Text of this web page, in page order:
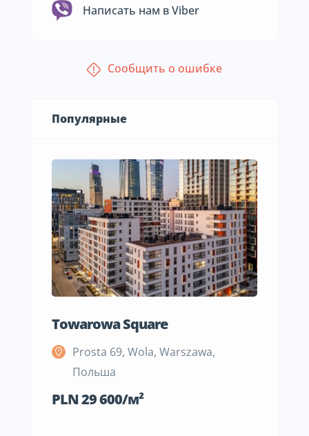
Написать нам в Viber
Сообщить о ошибке
Популярные
Towarowa Square
Prosta 69, Wola, Warszawa,
Польша
PLN 29 600/м²